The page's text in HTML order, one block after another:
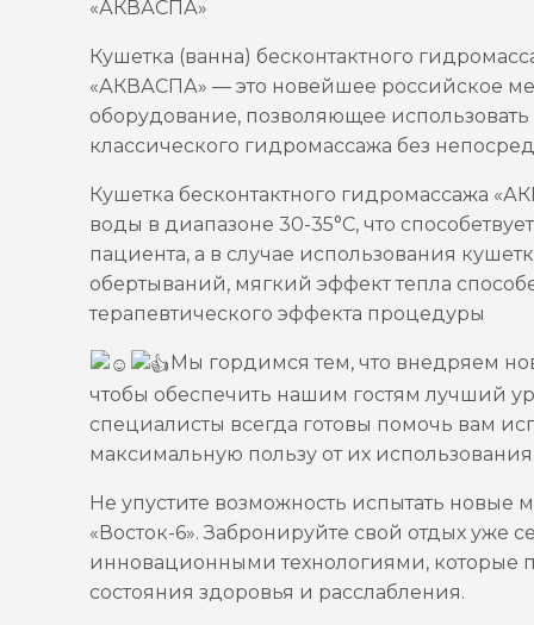
«АКВАСПА»
Кушетка (ванна) бесконтактного
«АКВАСПА» — это новейшее российское
оборудование, позволяющее
классического гидромассажа без
Кушетка бесконтактного гидромассажа
воды в диапазоне 30-35°С, что
пациента, а в случае использования
обертываний, мягкий эффект тепла
терапевтического эффекта процедуры
Мы гордимся тем, что внедряем
чтобы обеспечить нашим гостям лучший
специалисты всегда готовы помочь вам
максимальную пользу от их
Не упустите возможность испытать
«Восток-6». Забронируйте свой отдых уже
инновационными технологиями, которые
состояния здоровья и расслабления.